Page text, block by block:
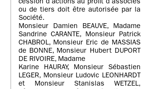
cession d’actions au profit d’associés
ou de tiers doit être autorisée par la
Société.
Monsieur Damien BEAUVE, Madame
Sandrine CARANTE, Monsieur Patrick
CHABROL, Monsieur Eric de MASSIAS
de BONNE, Monsieur Hubert DUPORT
DE RIVOIRE, Madame
Karine HAURAY, Monsieur Sébastien
LEGER, Monsieur Ludovic LEONHARDT
et Monsieur Stanislas WETZEL,